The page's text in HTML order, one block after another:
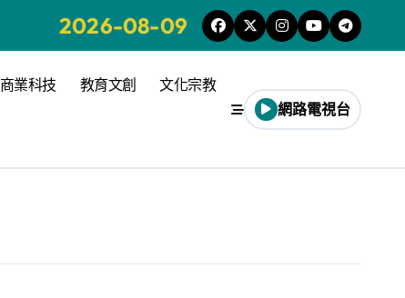
2026-08-09
商業科技 教育文創 文化宗教
網路電視台